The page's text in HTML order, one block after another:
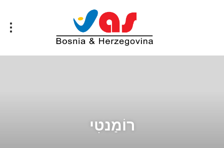
רוֹמַנטִי